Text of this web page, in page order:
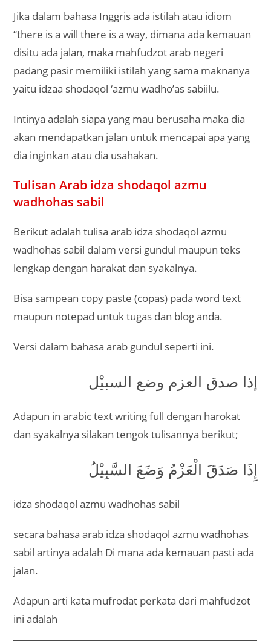
Jika dalam bahasa Inggris ada istilah atau idiom
“there is a will there is a way, dimana ada kemauan
disitu ada jalan, maka mahfudzot arab negeri
padang pasir memiliki istilah yang sama maknanya
yaitu idzaa shodaqol ‘azmu wadho’as sabiilu.
Intinya adalah siapa yang mau berusaha maka dia
akan mendapatkan jalan untuk mencapai apa yang
dia inginkan atau dia usahakan.
Tulisan Arab idza shodaqol azmu
wadhohas sabil
Berikut adalah tulisa arab idza shodaqol azmu
wadhohas sabil dalam versi gundul maupun teks
lengkap dengan harakat dan syakalnya.
Bisa sampean copy paste (copas) pada word text
maupun notepad untuk tugas dan blog anda.
Versi dalam bahasa arab gundul seperti ini.
إذا صدق العزم وضع السبيْل
Adapun in arabic text writing full dengan harokat
dan syakalnya silakan tengok tulisannya berikut;
إِذَا صَدَقَ الْعَزْمُ وَضَعَ السَّبِيْلُ
idza shodaqol azmu wadhohas sabil
secara bahasa arab idza shodaqol azmu wadhohas
sabil artinya adalah Di mana ada kemauan pasti ada
jalan.
Adapun arti kata mufrodat perkata dari mahfudzot
ini adalah